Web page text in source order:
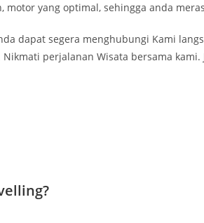
yang optimal, sehingga anda
dapat segera menghubungi Kami
perjalanan Wisata bersama